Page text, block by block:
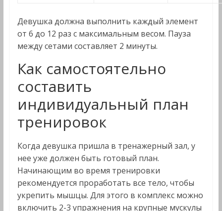
Девушка должна выполнить каждый элемент
от 6 до 12 раз с максимальным весом. Пауза
между сетами составляет 2 минуты.
Как самостоятельно
составить
индивидуальный план
тренировок
Когда девушка пришла в тренажерный зал, у
нее уже должен быть готовый план.
Начинающим во время тренировки
рекомендуется проработать все тело, чтобы
укрепить мышцы. Для этого в комплекс можно
включить 2-3 упражнения на крупные мускулы